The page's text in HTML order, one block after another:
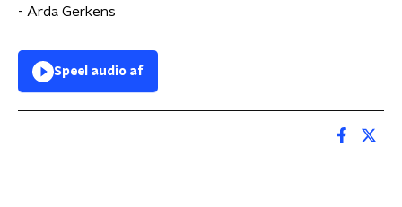
- Arda Gerkens
Speel audio af